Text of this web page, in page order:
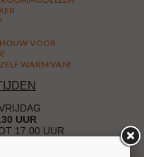
VOOR
WARM VAN!
UUR
17.00 UUR